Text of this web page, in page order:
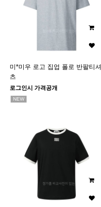
미*미우 로고 집업 폴로 반팔티셔
츠
로그인시 가격공개
NEW